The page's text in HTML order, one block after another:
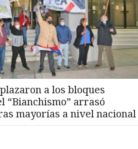
a los bloques
“Bianchismo” arrasó
mayorías a nivel nacional